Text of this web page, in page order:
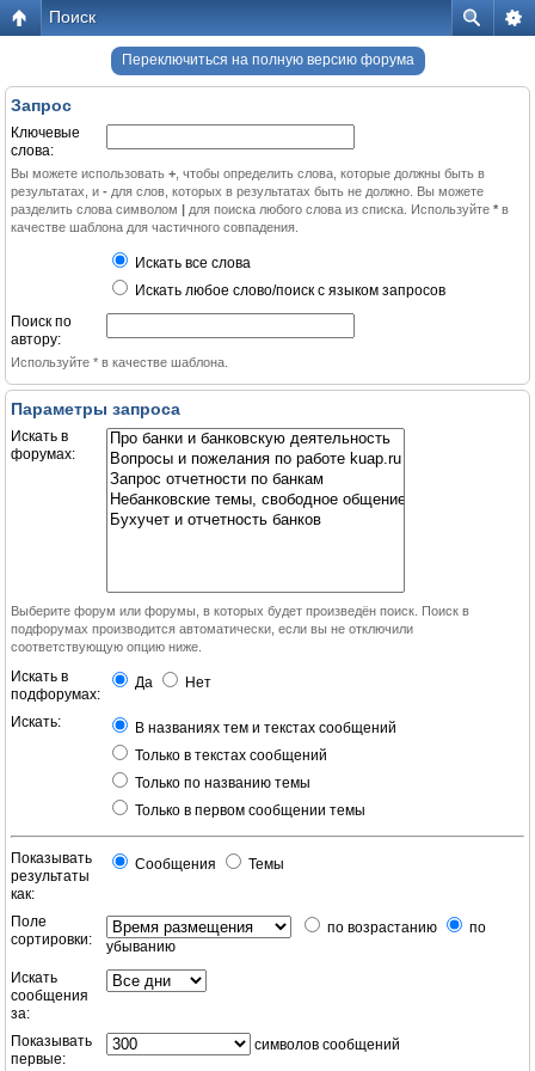
Поиск
Переключиться на полную версию форума
Запрос
Ключевые
слова:
Вы можете использовать + , чтобы определить слова, которые должны быть в
результатах, и - для слов, которых в результатах быть не должно. Вы можете
разделить слова символом | для поиска любого слова из списка. Используйте * в
качестве шаблона для частичного совпадения.
Искать все слова
Искать любое слово/поиск с языком запросов
Поиск по
автору:
Используйте * в качестве шаблона.
Параметры запроса
Искать в
форумах:
Выберите форум или форумы, в которых будет произведён поиск. Поиск в
подфорумах производится автоматически, если вы не отключили
соответствующую опцию ниже.
Искать в
подфорумах:
Да Нет
Искать:
В названиях тем и текстах сообщений
Только в текстах сообщений
Только по названию темы
Только в первом сообщении темы
Показывать
результаты
как:
Сообщения Темы
Поле
сортировки:
по возрастанию
по
убыванию
Искать
сообщения
за:
Показывать
первые:
символов сообщений